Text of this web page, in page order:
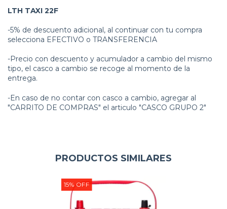
LTH TAXI 22F
-5% de descuento adicional, al continuar con tu compra
selecciona EFECTIVO o TRANSFERENCIA
-Precio con descuento y acumulador a cambio del mismo
tipo, el casco a cambio se recoge al momento de la
entrega.
-En caso de no contar con casco a cambio, agregar al
"CARRITO DE COMPRAS" el articulo "CASCO GRUPO 2"
PRODUCTOS SIMILARES
15% OFF